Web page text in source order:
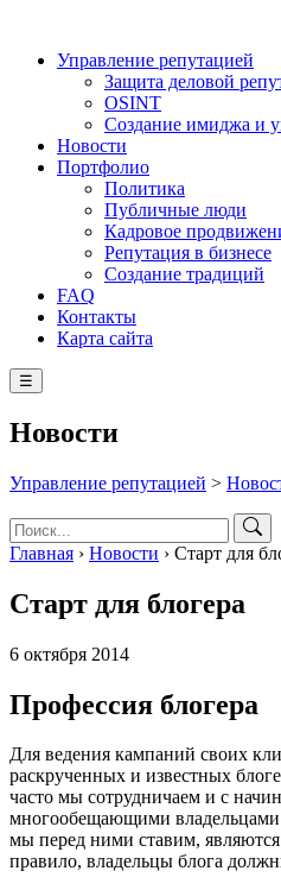
Управление репутацией
Защита деловой
OSINT
Создание имиджа и
Новости
Портфолио
Политика
Публичные люди
Кадровое
Репутация в бизнесе
Создание традиций
FAQ
Контакты
Карта сайта
☰
Новости
Управление репутацией >
Главная › Новости › Старт для
Старт для блогера
6 октября 2014
Профессия блогера
Для ведения кампаний своих
раскрученных и известных
часто мы сотрудничаем и с
многообещающими владельцами
мы перед ними ставим,
правило, владельцы блога